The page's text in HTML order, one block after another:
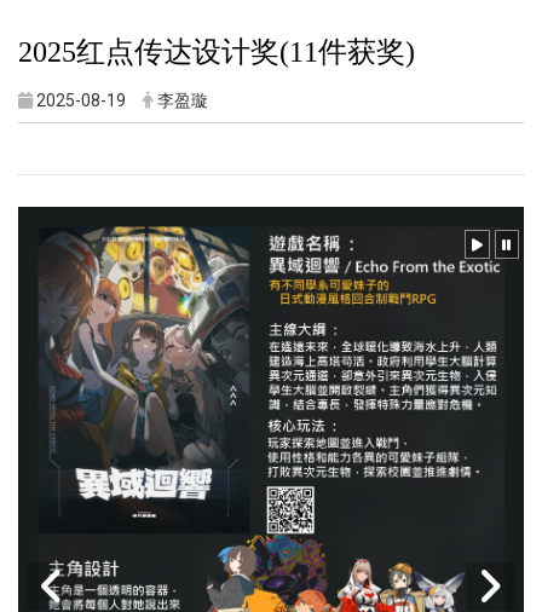
2025红点传达设计奖(11件获奖)
2025-08-19 李盈璇